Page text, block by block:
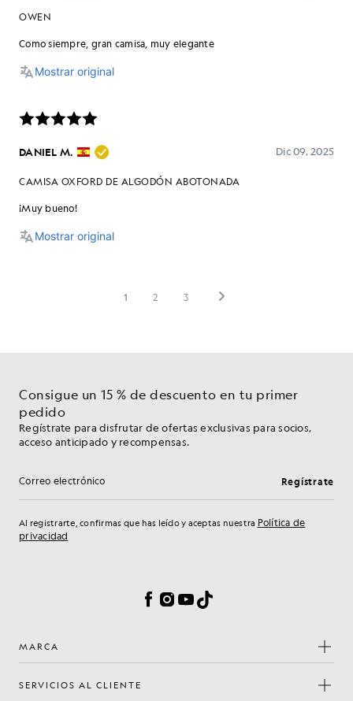
Consigue un 15 % de descuento en tu primer
pedido
Regístrate para disfrutar de ofertas exclusivas para socios,
acceso anticipado y recompensas.
Dirección de correo electrónico Regístrate
Al registrarte, confirmas que has leído y aceptas nuestra Política de
privacidad
Facebook
Instagram
YouTube
TikTok
MARCA
SERVICIOS AL CLIENTE